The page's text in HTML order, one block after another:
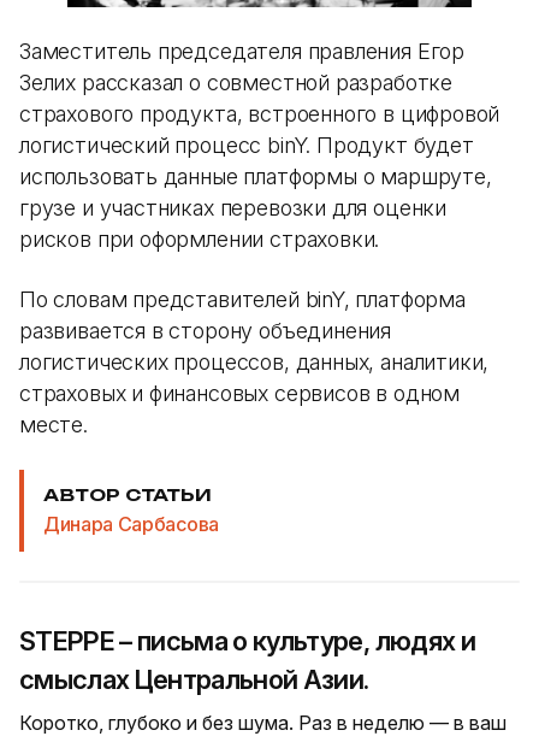
Заместитель председателя правления Егор
Зелих рассказал о совместной разработке
страхового продукта, встроенного в цифровой
логистический процесс binY. Продукт будет
использовать данные платформы о маршруте,
грузе и участниках перевозки для оценки
рисков при оформлении страховки.
По словам представителей binY, платформа
развивается в сторону объединения
логистических процессов, данных, аналитики,
страховых и финансовых сервисов в одном
месте.
АВТОР СТАТЬИ
Динара Сарбасова
STEPPE – письма о культуре, людях и
смыслах Центральной Азии.
Коротко, глубоко и без шума. Раз в неделю — в ваш